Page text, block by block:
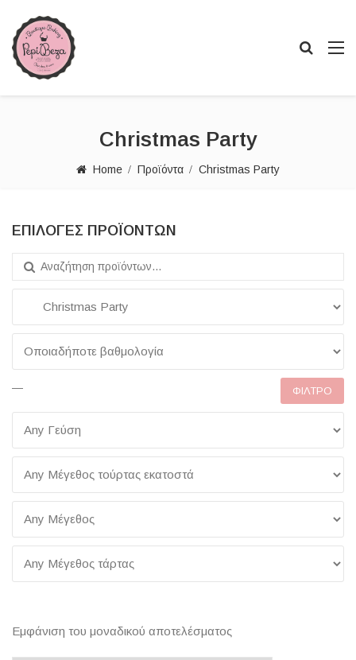
Christmas Party
Home Προϊόντα Christmas Party
ΕΠΙΛΟΓΈΣ ΠΡΟΪΌΝΤΩΝ
Search for:
— ΦΊΛΤΡΟ
Εμφάνιση του μοναδικού αποτελέσματος